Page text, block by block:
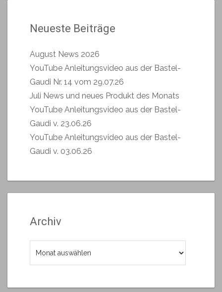
Neueste Beiträge
August News 2026
YouTube Anleitungsvideo aus der Bastel-
Gaudi Nr. 14 vom 29.07.26
Juli News und neues Produkt des Monats
YouTube Anleitungsvideo aus der Bastel-
Gaudi v. 23.06.26
YouTube Anleitungsvideo aus der Bastel-
Gaudi v. 03.06.26
Archiv